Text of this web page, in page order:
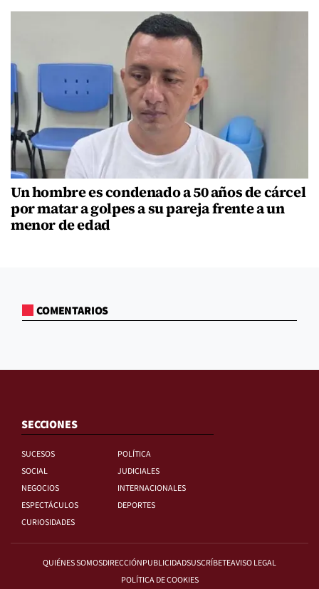
Un hombre es condenado a 50 años de cárcel
por matar a golpes a su pareja frente a un
menor de edad
COMENTARIOS
SECCIONES
SUCESOS
POLÍTICA
SOCIAL
JUDICIALES
NEGOCIOS
INTERNACIONALES
ESPECTÁCULOS
DEPORTES
CURIOSIDADES
QUIÉNES SOMOSDIRECCIÓNPUBLICIDADSUSCRÍBETEAVISO LEGAL
POLÍTICA DE COOKIES